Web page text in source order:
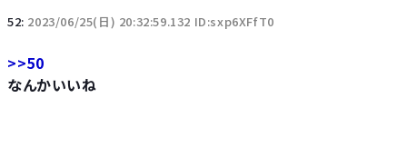
52: 2023/06/25(日) 20:32:59.132 ID:sxp6XFfT0
>>50
なんかいいね